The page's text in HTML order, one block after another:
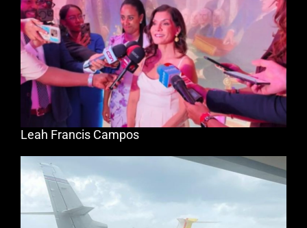
Leah Francis Campos